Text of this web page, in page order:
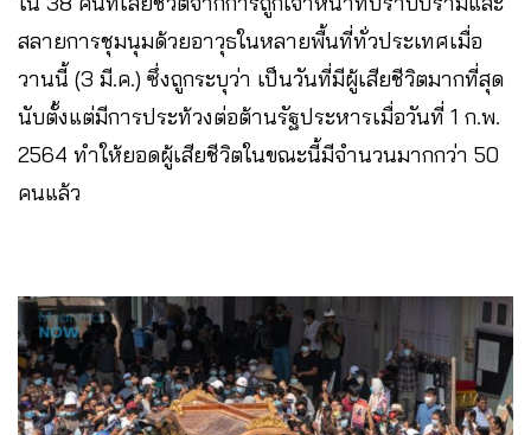
สลายการชุมนุมด้วยอาวุธในหลายพื้นที่ทั่วประเทศเมื่อ
วานนี้ (3 มี.ค.) ซึ่งถูกระบุว่า เป็นวันที่มีผู้เสียชีวิตมากที่สุด
นับตั้งแต่มีการประท้วงต่อต้านรัฐประหารเมื่อวันที่ 1 ก.พ.
2564 ทำให้ยอดผู้เสียชีวิตในขณะนี้มีจำนวนมากกว่า 50
คนแล้ว